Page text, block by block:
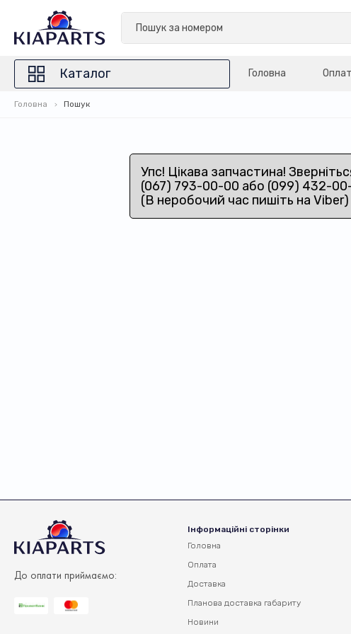
Каталог Головна
Головна Пошук
Упс! Цікава запчастина!
(067) 793-00-00 або (099) 432-
(В неробочий час пишіть на Viber)
До оплати приймаємо:
Інформаційні сторінки
Головна
Оплата
Доставка
Планова доставка габариту
Новини